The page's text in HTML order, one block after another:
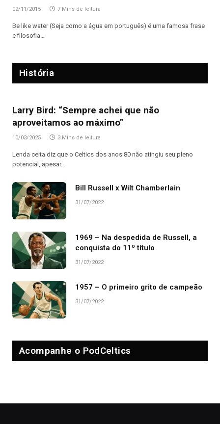
02/11/2015 7 Mins de leitura
Be like water (Seja como a água em português) é uma famosa frase
e filosofia…
História
Larry Bird: “Sempre achei que não
aproveitamos ao máximo”
10/03/2025 3 Mins de leitura
Lenda celta diz que o Celtics dos anos 80 não atingiu seu pleno
potencial, apesar…
Bill Russell x Wilt Chamberlain
31/07/2022
1969 – Na despedida de Russell, a
conquista do 11º título
31/07/2022
1957 – O primeiro grito de campeão
31/07/2022
Acompanhe o PodCeltics